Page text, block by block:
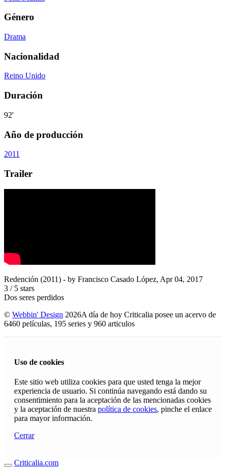
Género
Drama
Nacionalidad
Reino Unido
Duración
92'
Año de producción
2011
Trailer
Redención (2011) - by Francisco Casado López, Apr 04, 2017
3 / 5 stars
Dos seres perdidos
© Webbin' Design 2026A día de hoy Criticalia posee un acervo de
6460 películas, 195 series y 960 articulos
Uso de cookies
Este sitio web utiliza cookies para que usted tenga la mejor
experiencia de usuario. Si continúa navegando está dando su
consentimiento para la aceptación de las mencionadas cookies
y la aceptación de nuestra política de cookies, pinche el enlace
para mayor información.
Cerrar
Criticalia.com